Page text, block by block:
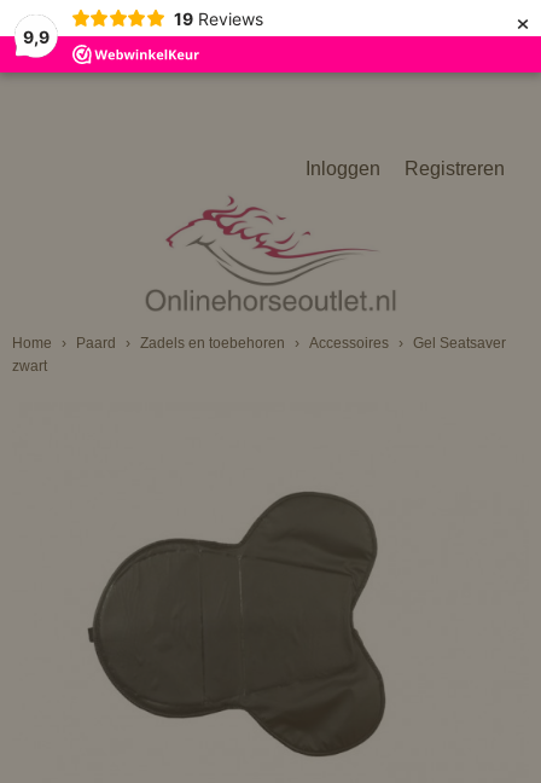
9,9
19 Reviews ×
Inloggen Registreren
Home › Paard › Zadels en toebehoren › Accessoires › Gel Seatsaver
zwart